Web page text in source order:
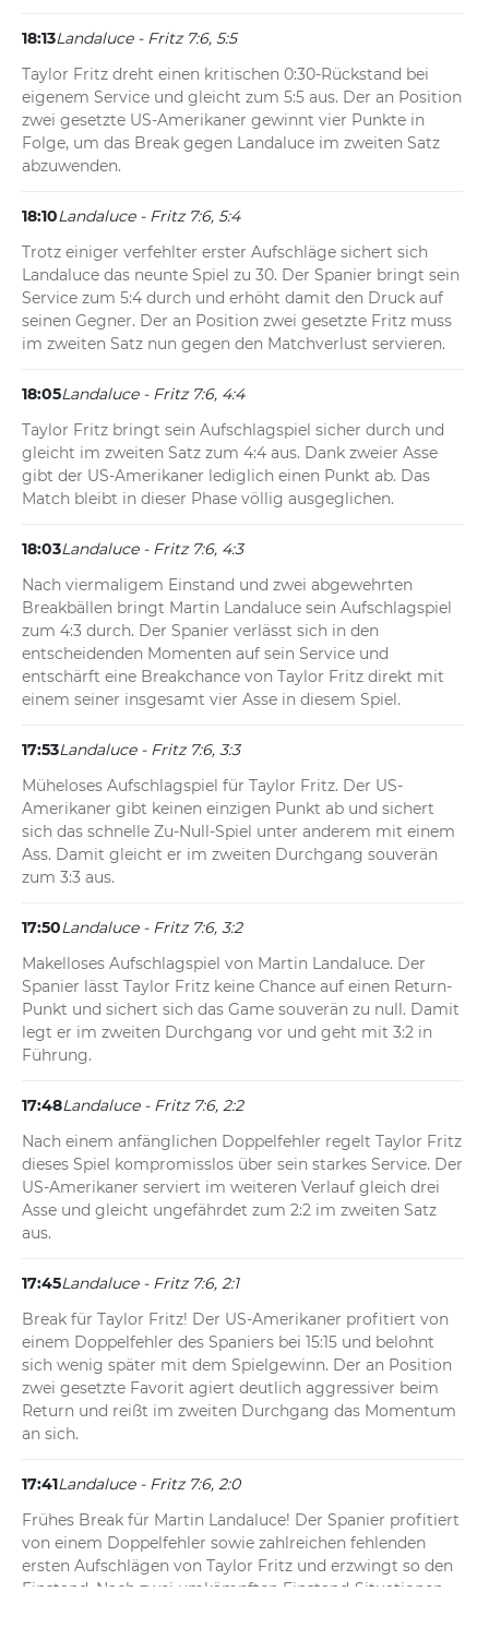
18:13Landaluce - Fritz 7:6, 5:5
Taylor Fritz dreht einen kritischen 0:30-Rückstand bei
eigenem Service und gleicht zum 5:5 aus. Der an Position
zwei gesetzte US-Amerikaner gewinnt vier Punkte in
Folge, um das Break gegen Landaluce im zweiten Satz
abzuwenden.
18:10Landaluce - Fritz 7:6, 5:4
Trotz einiger verfehlter erster Aufschläge sichert sich
Landaluce das neunte Spiel zu 30. Der Spanier bringt sein
Service zum 5:4 durch und erhöht damit den Druck auf
seinen Gegner. Der an Position zwei gesetzte Fritz muss
im zweiten Satz nun gegen den Matchverlust servieren.
18:05Landaluce - Fritz 7:6, 4:4
Taylor Fritz bringt sein Aufschlagspiel sicher durch und
gleicht im zweiten Satz zum 4:4 aus. Dank zweier Asse
gibt der US-Amerikaner lediglich einen Punkt ab. Das
Match bleibt in dieser Phase völlig ausgeglichen.
18:03Landaluce - Fritz 7:6, 4:3
Nach viermaligem Einstand und zwei abgewehrten
Breakbällen bringt Martin Landaluce sein Aufschlagspiel
zum 4:3 durch. Der Spanier verlässt sich in den
entscheidenden Momenten auf sein Service und
entschärft eine Breakchance von Taylor Fritz direkt mit
einem seiner insgesamt vier Asse in diesem Spiel.
17:53Landaluce - Fritz 7:6, 3:3
Müheloses Aufschlagspiel für Taylor Fritz. Der US-
Amerikaner gibt keinen einzigen Punkt ab und sichert
sich das schnelle Zu-Null-Spiel unter anderem mit einem
Ass. Damit gleicht er im zweiten Durchgang souverän
zum 3:3 aus.
17:50Landaluce - Fritz 7:6, 3:2
Makelloses Aufschlagspiel von Martin Landaluce. Der
Spanier lässt Taylor Fritz keine Chance auf einen Return-
Punkt und sichert sich das Game souverän zu null. Damit
legt er im zweiten Durchgang vor und geht mit 3:2 in
Führung.
17:48Landaluce - Fritz 7:6, 2:2
Nach einem anfänglichen Doppelfehler regelt Taylor Fritz
dieses Spiel kompromisslos über sein starkes Service. Der
US-Amerikaner serviert im weiteren Verlauf gleich drei
Asse und gleicht ungefährdet zum 2:2 im zweiten Satz
aus.
17:45Landaluce - Fritz 7:6, 2:1
Break für Taylor Fritz! Der US-Amerikaner profitiert von
einem Doppelfehler des Spaniers bei 15:15 und belohnt
sich wenig später mit dem Spielgewinn. Der an Position
zwei gesetzte Favorit agiert deutlich aggressiver beim
Return und reißt im zweiten Durchgang das Momentum
an sich.
17:41Landaluce - Fritz 7:6, 2:0
Frühes Break für Martin Landaluce! Der Spanier profitiert
von einem Doppelfehler sowie zahlreichen fehlenden
ersten Aufschlägen von Taylor Fritz und erzwingt so den
Einstand. Nach zwei umkämpften Einstand-Situationen